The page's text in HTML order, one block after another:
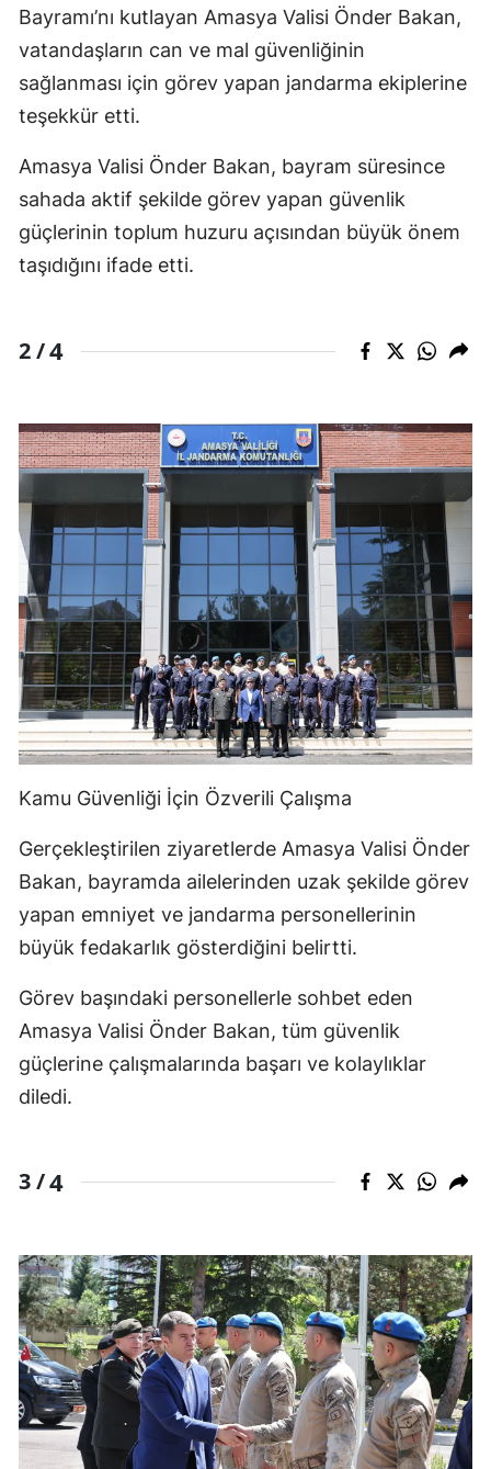
Bayramı’nı kutlayan Amasya Valisi Önder Bakan,
vatandaşların can ve mal güvenliğinin
sağlanması için görev yapan jandarma ekiplerine
teşekkür etti.
Amasya Valisi Önder Bakan, bayram süresince
sahada aktif şekilde görev yapan güvenlik
güçlerinin toplum huzuru açısından büyük önem
taşıdığını ifade etti.
2 /4
Kamu Güvenliği İçin Özverili Çalışma
Gerçekleştirilen ziyaretlerde Amasya Valisi Önder
Bakan, bayramda ailelerinden uzak şekilde görev
yapan emniyet ve jandarma personellerinin
büyük fedakarlık gösterdiğini belirtti.
Görev başındaki personellerle sohbet eden
Amasya Valisi Önder Bakan, tüm güvenlik
güçlerine çalışmalarında başarı ve kolaylıklar
diledi.
3 /4